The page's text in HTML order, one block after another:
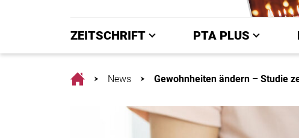
ZEITSCHRIFT PTA PLUS
HomeNews Gewohnheiten ändern – Studie